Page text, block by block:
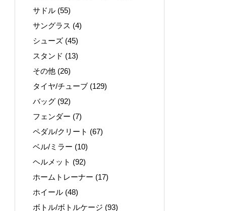
サドル (55)
サングラス (4)
シューズ (45)
スタンド (13)
その他 (26)
タイヤ/チューブ (129)
バッグ (92)
フェンダー (7)
ペダル/クリート (67)
ベル/ミラー (10)
ヘルメット (92)
ホームトレーナー (17)
ホイール (48)
ボトル/ボトルケージ (93)